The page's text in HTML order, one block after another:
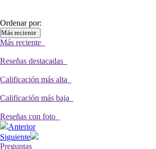
Ordenar por:
Más reciente
Más reciente
Reseñas destacadas
Calificación más alta
Calificación más baja
Reseñas con foto
Anterior
Siguiente
Preguntas